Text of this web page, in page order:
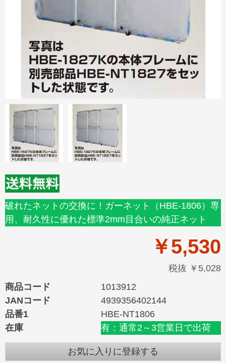
破れたネットの交換に！ガーネット（HBE-1806）専
用、耐久性に優れた標準2mm目合いの純正ネット
￥5,530
税抜 ￥5,028
商品コード
1013912
JANコード
4939356402144
品番1
HBE-NT1806
在庫
有：通常2～3営業日で出荷
お気に入りに登録する